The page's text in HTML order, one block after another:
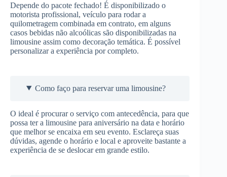
Depende do pacote fechado! É disponibilizado o
motorista profissional, veículo para rodar a
quilometragem combinada em contrato, em alguns
casos bebidas não alcoólicas são disponibilizadas na
limousine assim como decoração temática. É possível
personalizar a experiência por completo.
Como faço para reservar uma limousine?
O ideal é procurar o serviço com antecedência, para que
possa ter a limousine para aniversário na data e horário
que melhor se encaixa em seu evento. Esclareça suas
dúvidas, agende o horário e local e aproveite bastante a
experiência de se deslocar em grande estilo.